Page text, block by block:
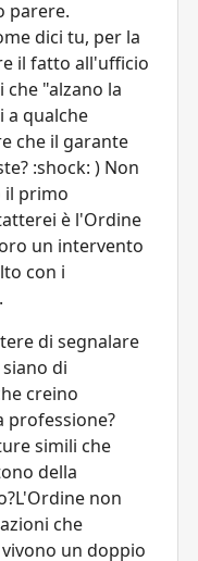
parere.
dici tu, per la
il fatto all'ufficio
"alzano la
a qualche
che il garante
:shock: ) Non
il primo
è l'Ordine
un intervento
con i
di segnalare
di
creino
professione?
simili che
della
non
che
un doppio